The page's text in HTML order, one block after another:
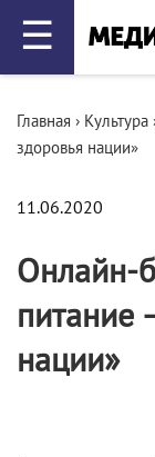
☰
Главная › Культура
здоровья нации»
11.06.2020
Онлайн-
питание
нации»